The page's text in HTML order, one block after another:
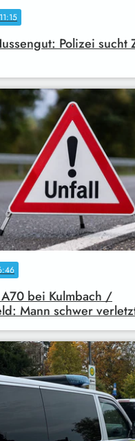
Polizei sucht
bei Kulmbach /
Mann schwer